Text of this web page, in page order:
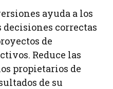
ayuda a los
decisiones correctas
de
Reduce las
propietarios de
de su